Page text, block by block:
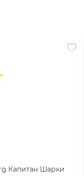
Капитан Шарки